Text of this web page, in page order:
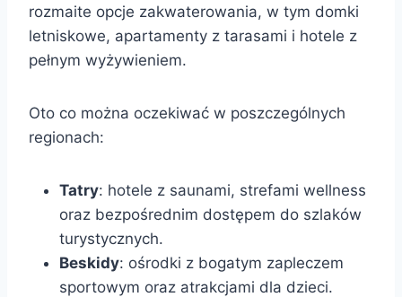
rozmaite opcje zakwaterowania, w tym domki
letniskowe, apartamenty z tarasami i hotele z
pełnym wyżywieniem.
Oto co można oczekiwać w poszczególnych
regionach:
Tatry: hotele z saunami, strefami wellness
oraz bezpośrednim dostępem do szlaków
turystycznych.
Beskidy: ośrodki z bogatym zapleczem
sportowym oraz atrakcjami dla dzieci.